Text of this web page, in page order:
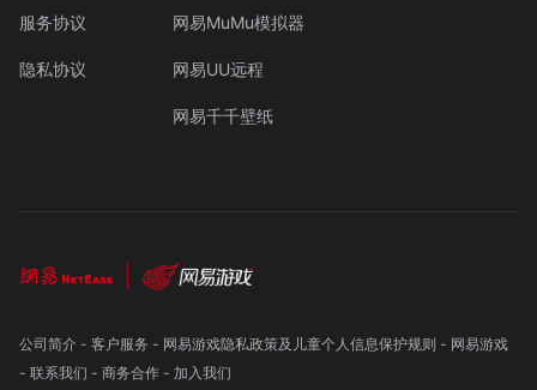
服务协议
隐私协议
网易MuMu模拟器
网易UU远程
网易千千壁纸
公司简介- 客户服务 - 网易游戏隐私政策及儿童个人信息保护规则 - 网易游戏
- 联系我们 - 商务合作- 加入我们